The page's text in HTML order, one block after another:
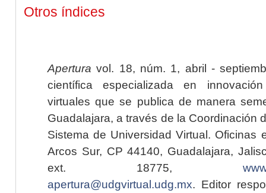
Otros índices
Apertura vol. 18, núm. 1, abril -
científica especializada en
virtuales que se publica de manera
Guadalajara, a través de la Coordinación
Sistema de Universidad Virtual. Oficinas
Arcos Sur, CP 44140, Guadalajara,
ext. 18775,
apertura@udgvirtual.udg.mx. Editor